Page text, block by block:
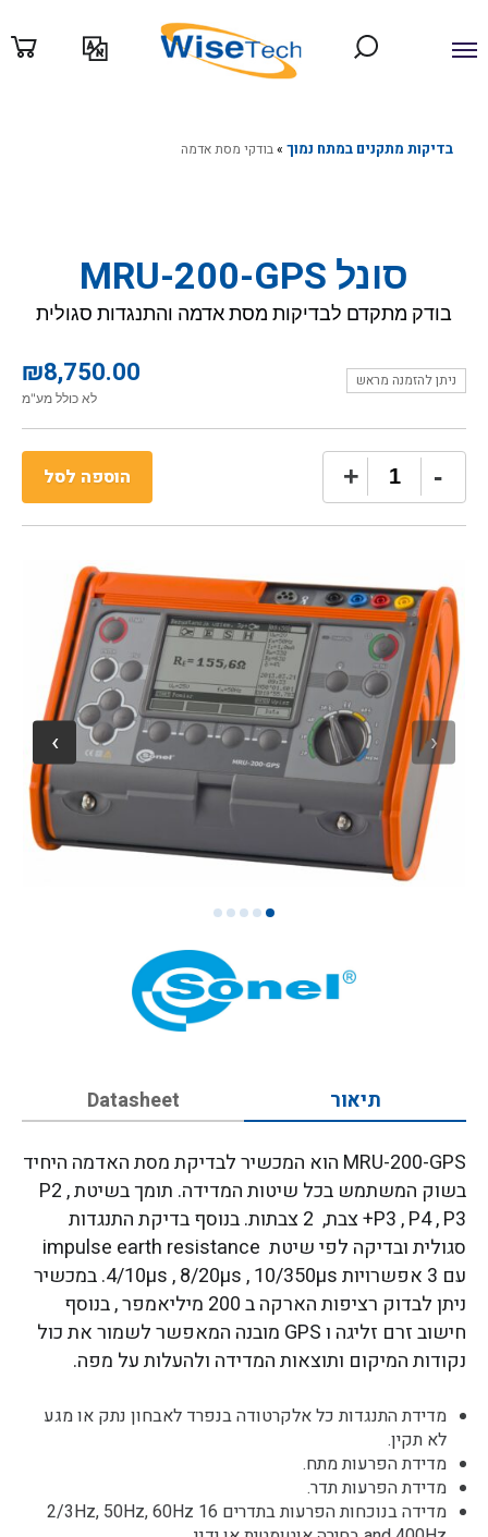
לתוכן
בדיקות מתקנים במתח נמוך »בודקי מסת אדמה
סונל MRU-200-GPS
בודק מתקדם לבדיקות מסת אדמה והתנגדות סגולית
₪8,750.00
לא כולל מע"מ
ניתן להזמנה מראש
-
כמות
של
סונל
GPS
+ הוספה לסל
מדידת התנגדות כל אלקרטודה בנפרד לאבחון נתק או מגע
לא תקין.
מדידת הפרעות מתח.
מדידת הפרעות תדר.
מדידה בנוכחות הפרעות בתדרים 16 2/3Hz, 50Hz, 60Hz
תיאור Datasheet
MRU-200-GPS הוא המכשיר לבדיקת מסת האדמה היחיד
בשוק המשתמש בכל שיטות המדידה. תומך בשיטת P2 ,
P3 , P4 , P3+ צבת, 2 צבתות. בנוסף בדיקת התנגדות
סגולית ובדיקה לפי שיטת impulse earth resistance
עם 3 אפשרויות 4/10µs , 8/20µs , 10/350µs. במכשיר
ניתן לבדוק רציפות הארקה ב 200 מיליאמפר , בנוסף
חישוב זרם זליגה ו GPS מובנה המאפשר לשמור את כול
נקודות המיקום ותוצאות המדידה ולהעלות על מפה.